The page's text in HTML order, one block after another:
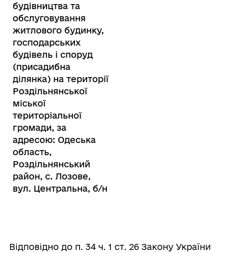
будівництва та
обслуговування
житлового будинку,
господарських
будівель і споруд
(присадибна
ділянка) на території
Роздільнянської
міської
територіальної
громади, за
адресою: Одеська
область,
Роздільнянський
район, с. Лозове,
вул. Центральна, б/н
Відповідно до п. 34 ч. 1 ст. 26 Закону України